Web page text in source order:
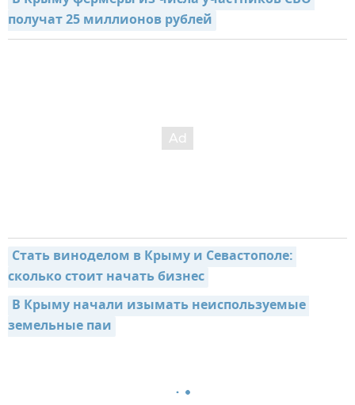
получат 25 миллионов рублей
Стать виноделом в Крыму и Севастополе:
сколько стоит начать бизнес
В Крыму начали изымать неиспользуемые
земельные паи